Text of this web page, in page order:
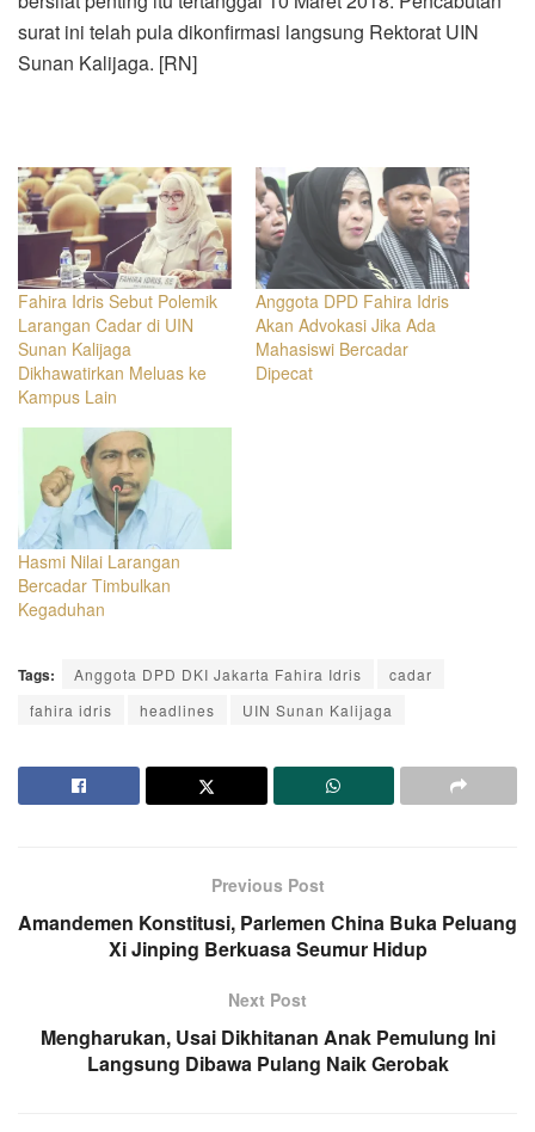
surat ini telah pula dikonfirmasi langsung Rektorat UIN
Sunan Kalijaga. [RN]
Fahira Idris Sebut Polemik
Larangan Cadar di UIN
Sunan Kalijaga
Dikhawatirkan Meluas ke
Kampus Lain
Anggota DPD Fahira Idris
Akan Advokasi Jika Ada
Mahasiswi Bercadar
Dipecat
Hasmi Nilai Larangan
Bercadar Timbulkan
Kegaduhan
Tags: Anggota DPD DKI Jakarta Fahira Idris
cadar
fahira idris
headlines UIN Sunan Kalijaga
Previous Post
Amandemen Konstitusi, Parlemen China Buka Peluang
Xi Jinping Berkuasa Seumur Hidup
Next Post
Mengharukan, Usai Dikhitanan Anak Pemulung Ini
Langsung Dibawa Pulang Naik Gerobak